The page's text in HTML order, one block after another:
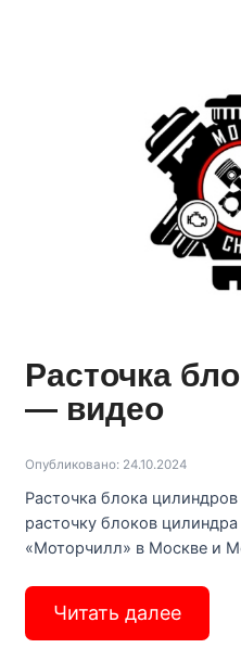
Расточка
— видео
Опубликовано: 24.10.2024
Расточка блока
расточку блоков цилиндра
«Моторчилл» в Москве и
Читать далее